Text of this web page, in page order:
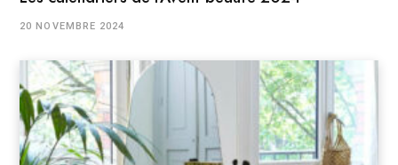
20 NOVEMBRE 2024